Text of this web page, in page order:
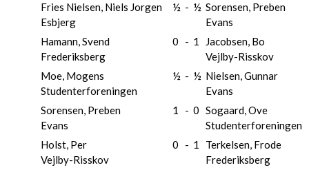
Fries Nielsen, Niels Jorgen
Esbjerg
½ - ½ Sorensen, Preben
Evans
Hamann, Svend
Frederiksberg
0 - 1
Jacobsen, Bo
Vejlby-Risskov
Moe, Mogens
Studenterforeningen
½ - ½ Nielsen, Gunnar
Evans
Sorensen, Preben
Evans
1 - 0 Sogaard, Ove
Studenterforeningen
Holst, Per
Vejlby-Risskov
0 - 1
Terkelsen, Frode
Frederiksberg